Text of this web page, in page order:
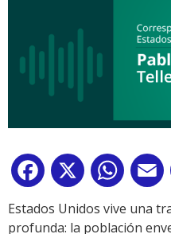
Facebook
X
Estados Unidos vive una
profunda: la población